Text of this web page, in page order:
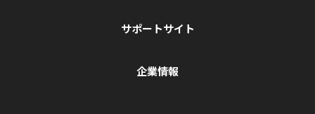
サポートサイト
企業情報